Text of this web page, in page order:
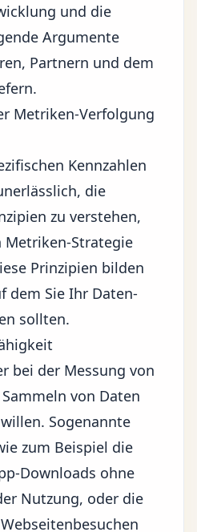
und die
Argumente
Partnern und dem
Metriken-Verfolgung
Kennzahlen
die
zu verstehen,
Metriken-Strategie
Prinzipien bilden
dem Sie Ihr Daten-
sollten.
bei der Messung von
von Daten
Sogenannte
zum Beispiel die
Downloads ohne
Nutzung, oder die